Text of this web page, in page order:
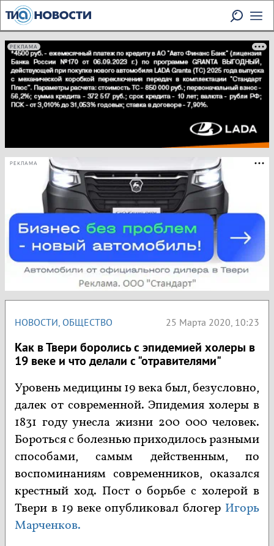
РЕКЛАМА
РЕКЛАМА
НОВОСТИ, ОБЩЕСТВО 25 Марта 2020, 10:23
Как в Твери боролись с эпидемией холеры в
19 веке и что делали с "отравителями"
Уровень медицины 19 века был, безусловно,
далек от современной. Эпидемия холеры в
1831 году унесла жизни 200 000 человек.
Бороться с болезнью приходилось разными
способами, самым действенным, по
воспоминаниям современников, оказался
крестный ход. Пост о борьбе с холерой в
Твери в 19 веке опубликовал блогер Игорь
Марченков.